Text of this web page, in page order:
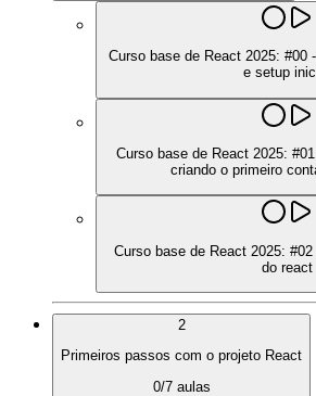
Curso base de React 2025: #00
e setup
Curso base de React 2025:
criando o primeiro
Curso base de React 2025:
do react
2
Primeiros passos com o projeto React
0/7aulas